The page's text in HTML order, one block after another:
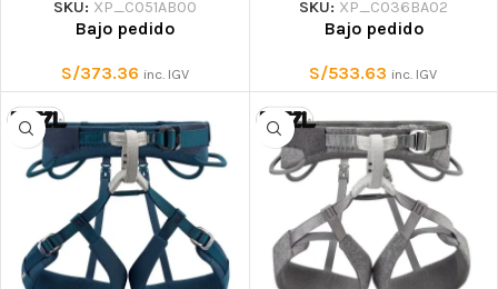
SKU: XP_C051AB00
Bajo pedido
S/373.36 inc. IGV
SKU: XP_C036BA02
Bajo pedido
S/533.63 inc. IGV